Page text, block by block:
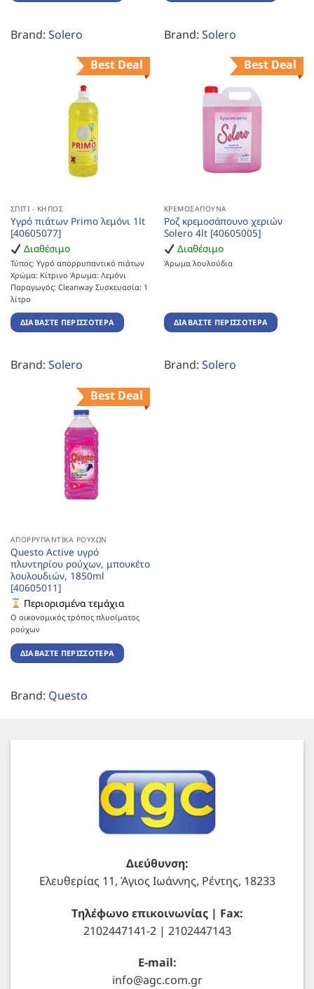
Brand: Solero Brand: Solero
Best Deal
ΣΠΊΤΙ - ΚΉΠΟΣ
Υγρό πιάτων Primo λεμόνι 1lt
[40605077]
Διαθέσιμο
Τύπος: Υγρό απορρυπαντικό πιάτων
Χρώμα: Κίτρινο Άρωμα: Λεμόνι
Παραγωγός: Cleanway Συσκευασία: 1
λίτρο
ΔΙΑΒΆΣΤΕ ΠΕΡΙΣΣΌΤΕΡΑ
Brand: Solero
Best Deal
ΚΡΕΜΟΣΆΠΟΥΝΑ
Ροζ κρεμοσάπουνο χεριών
Solero 4lt [40605005]
Διαθέσιμο
Άρωμα λουλούδια
ΔΙΑΒΆΣΤΕ ΠΕΡΙΣΣΌΤΕΡΑ
Brand: Solero
Best Deal
ΑΠΟΡΡΥΠΑΝΤΙΚΆ ΡΟΎΧΩΝ
Questo Active υγρό
πλυντηρίου ρούχων, μπουκέτο
λουλουδιών, 1850ml
[40605011]
Περιορισμένα τεμάχια
Ο οικονομικός τρόπος πλυσίματος
ρούχων
ΔΙΑΒΆΣΤΕ ΠΕΡΙΣΣΌΤΕΡΑ
Brand: Questo
Διεύθυνση:
Ελευθερίας 11, Άγιος Ιωάννης, Ρέντης, 18233
Τηλέφωνο επικοινωνίας | Fax:
2102447141-2 | 2102447143
E-mail:
info@agc.com.gr